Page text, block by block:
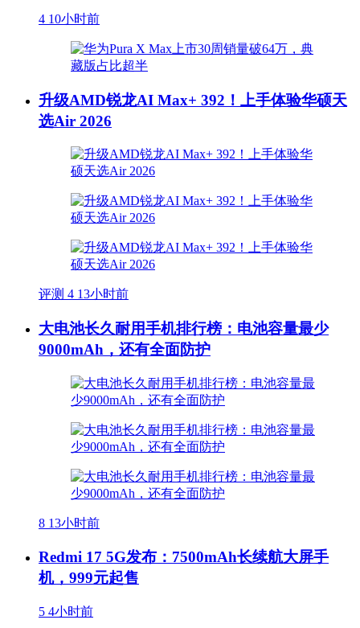
4 10小时前
升级AMD锐龙AI Max+ 392！上手体验华硕天
选Air 2026
评测 4 13小时前
大电池长久耐用手机排行榜：电池容量最少
9000mAh，还有全面防护
8 13小时前
Redmi 17 5G发布：7500mAh长续航大屏手
机，999元起售
5 4小时前